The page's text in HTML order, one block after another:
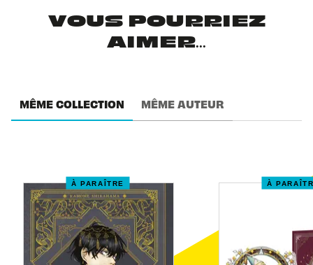
VOUS POURRIEZ
AIMER...
MÊME COLLECTION MÊME AUTEUR
À PARAÎTRE À